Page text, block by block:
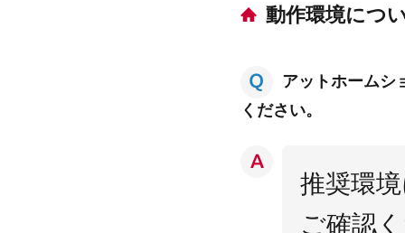
動作環境につ
アットホームシ
ください。
推奨環
ご確認